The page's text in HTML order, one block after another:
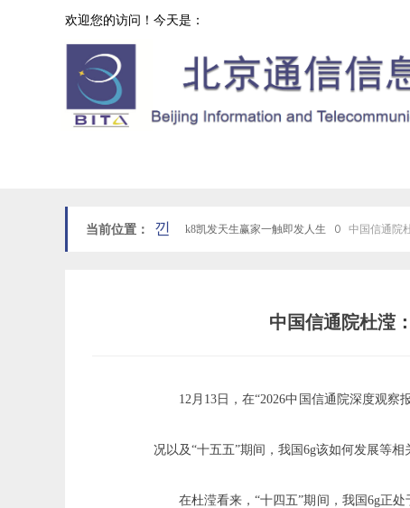
欢迎您的访问！今天是：
当前位置： k8凯发天生赢家一触即发人生 ꄲ 中国信通院
낀
中国信通院杜滢
12月13日，在“2026中国信通院深度观
况以及“十五五”期间，我国6g该如何发展等相
在杜滢看来，“十四五”期间，我国6g正